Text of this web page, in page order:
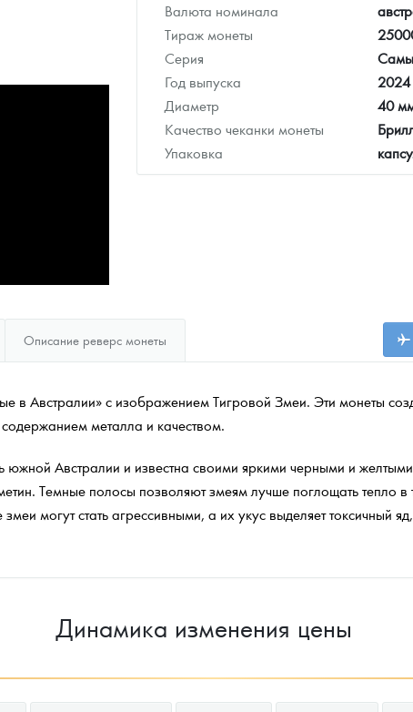
Валюта номинала
Тираж монеты
Серия
Год выпуска
2024
Диаметр
40
Качество чеканки монеты
Упаковка
Описание реверс монеты
в Австралии» с изображением Тигровой Змеи. Эти монеты
металла и качеством.
южной Австралии и известна своими яркими черными и
Темные полосы позволяют змеям лучше поглощать тепло в
могут стать агрессивными, а их укус выделяет токсичный
Динамика изменения цены